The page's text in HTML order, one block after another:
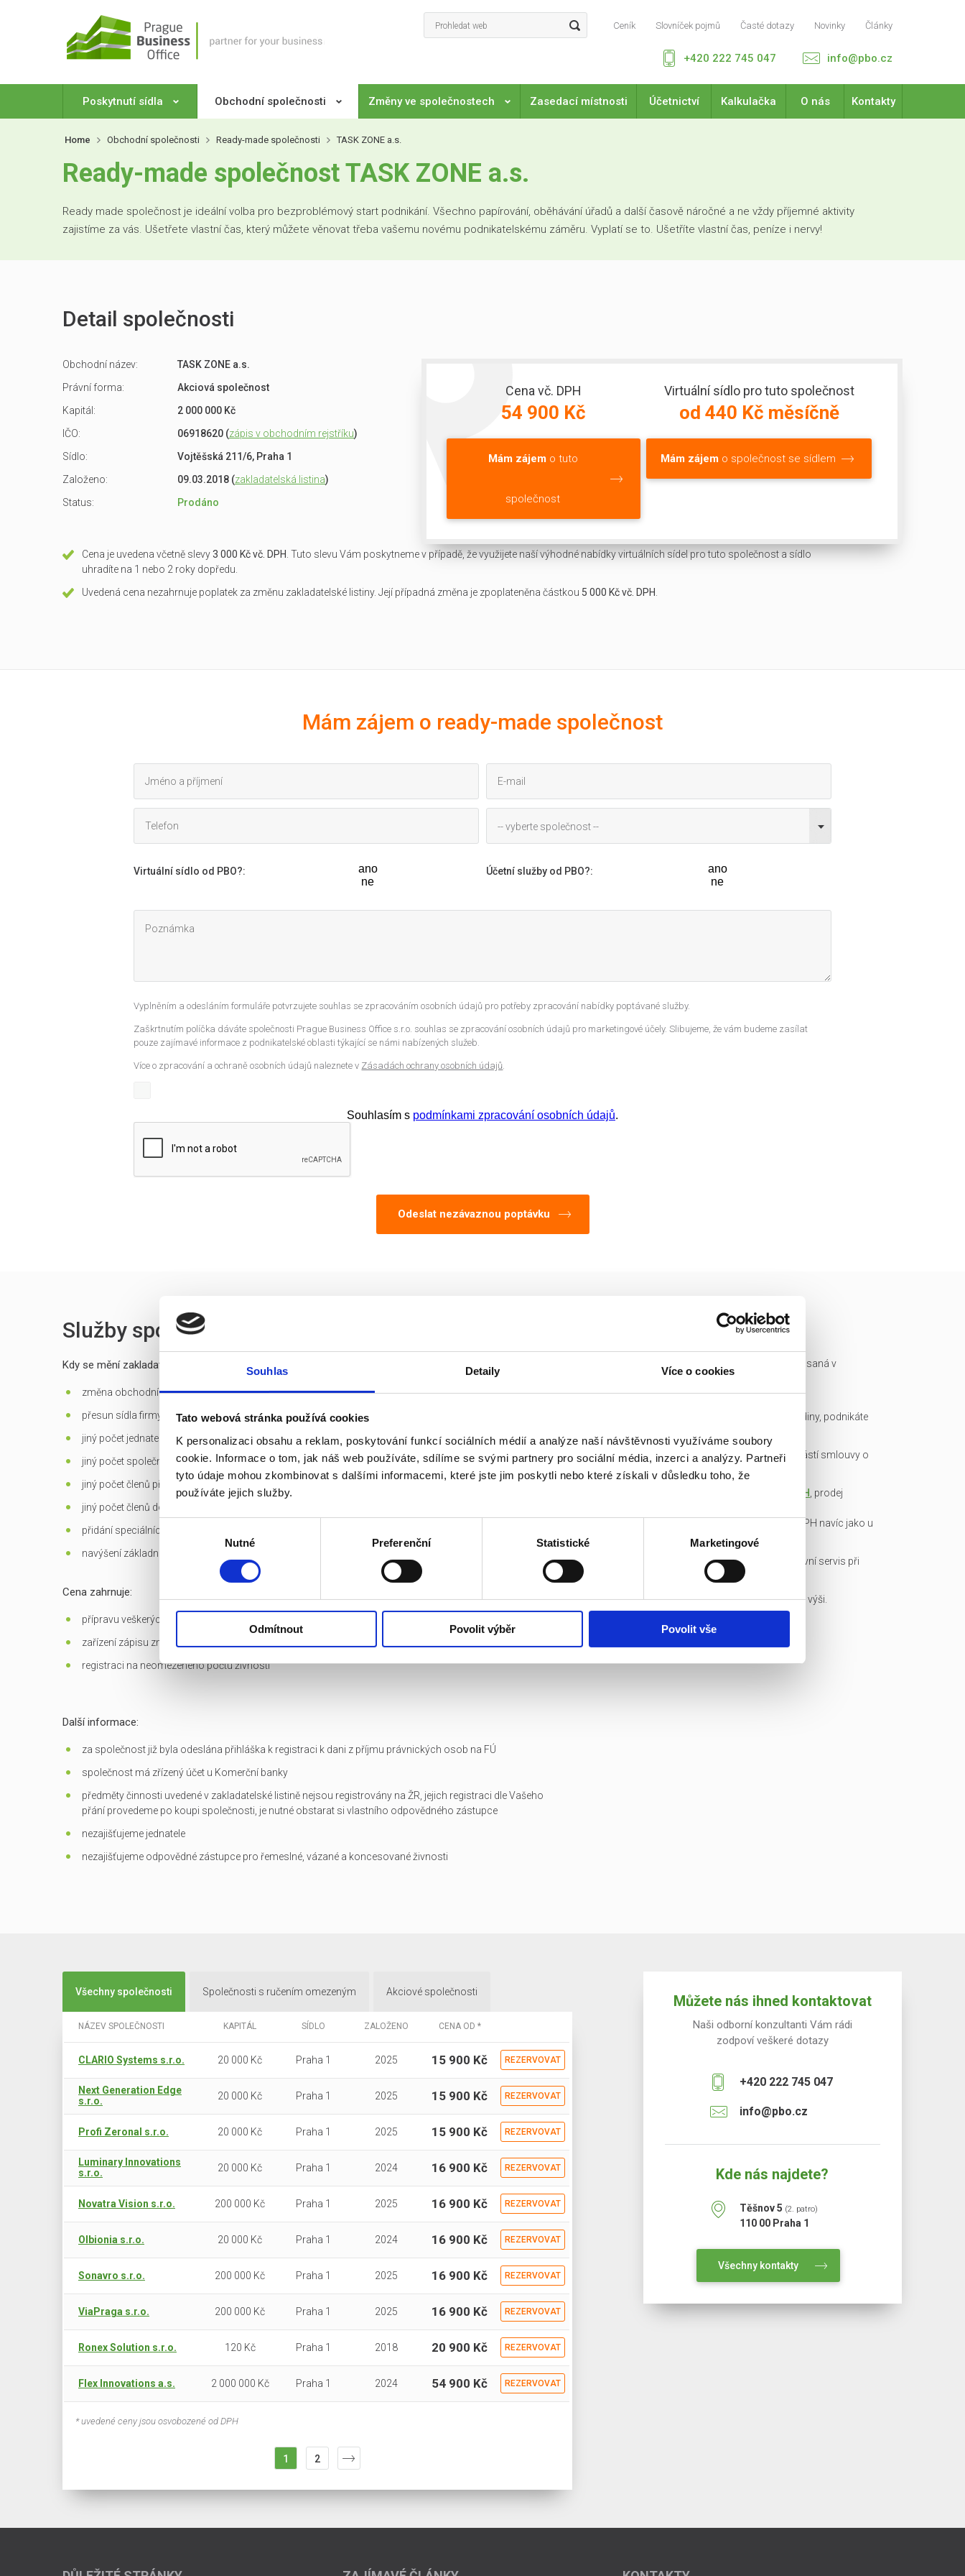
Souhlas Detaily Více o cookies
Tato webová stránka používá cookies
K personalizaci obsahu a reklam, poskytování funkcí sociálních médií a analýze naší návštěvnosti využíváme soubory
cookie. Informace o tom, jak náš web používáte, sdílíme se svými partnery pro sociální média, inzerci a analýzy. Partneři
tyto údaje mohou zkombinovat s dalšími informacemi, které jste jim poskytli nebo které získali v důsledku toho, že
používáte jejich služby.
Výběr
Nutné Preferenční Statistické Marketingové
Odmítnout Povolit výběr Povolit vše
Ceník Slovníček pojmů Časté dotazy Novinky Články
info@pbo.cz
+420 222 745 047
Poskytnutí sídla Obchodní společnosti Změny ve společnostech Zasedací místnosti Účetnictví Kalkulačka O nás Kontakty
Home Obchodní společnosti Ready-made společnosti TASK ZONE a.s.
Ready-made společnost TASK ZONE a.s.
Ready made společnost je ideální volba pro bezproblémový start podnikání. Všechno papírování, oběhávání úřadů a další časově náročné a ne vždy příjemné aktivity
zajistíme za vás. Ušetřete vlastní čas, který můžete věnovat třeba vašemu novému podnikatelskému záměru. Vyplatí se to. Ušetříte vlastní čas, peníze i nervy!
Detail společnosti
Obchodní název:
TASK ZONE a.s.
Právní forma:
Akciová společnost
Kapitál:
2 000 000 Kč
IČO:
06918620 (zápis v obchodním rejstříku)
Sídlo:
Vojtěšská 211/6, Praha 1
Založeno:
09.03.2018 (zakladatelská listina)
Status:
Prodáno
Cena vč. DPH
54 900 Kč
Mám zájemo tuto
společnost
Virtuální sídlo pro tuto společnost
od 440 Kč měsíčně
Mám zájem o společnost se sídlem
Cena je uvedena včetně slevy3 000 Kč vč. DPH . Tuto slevu Vám poskytneme v případě, že využijete naší výhodné nabídky virtuálních sídel pro tuto společnost a sídlo
uhradíte na 1 nebo 2 roky dopředu.
Uvedená cena nezahrnuje poplatek za změnu zakladatelské listiny. Její případná změna je zpoplateněna částkou 5 000 Kč vč. DPH
Mám zájem o ready-made společnost
-- vyberte společnost --
Virtuální sídlo od PBO?:
ano
ne
Účetní služby od PBO?:
ano
ne
Vyplněním a odesláním formuláře potvrzujete souhlas se zpracováním osobních údajů pro potřeby zpracování nabídky poptávané služby.
Zaškrtnutím políčka dáváte společnosti Prague Business Office s.r.o. souhlas se zpracování osobních údajů pro marketingové účely. Slibujeme, že vám budeme zasílat
pouze zajímavé informace z podnikatelské oblasti týkající se námi nabízených služeb.
Více o zpracování a ochraně osobních údajů naleznete v Zásadách ochrany osobních údajů.
Souhlasím s podmínkami zpracování osobních údajů.
Služby spojené s prodejem
Kdy se mění zakladatelská listina?
změna obchodní firmy (jména) společnosti
přesun sídla firmy mimo Prahu
jiný počet jednatelů než 1 - u s.r.o.
jiný počet společníků než 1 - jen u s.r.o. založených do roku 2013 včetně
jiný počet členů představenstva než 1 v případě jediného akcionáře, než 3 v případě více akcionářů - u a.s.
jiný počet členů dozorčí rady než 3 - u a.s.
přidání speciálních
navýšení základního kapitálu
Cena zahrnuje:
přípravu veškerých dokumentů potřebných k převodu
zařízení zápisu změn do OR
registraci na neomezeného počtu živností
Další informace:
za společnost již byla odeslána přihláška k registraci k dani z příjmu právnických osob na FÚ
společnost má zřízený účet u Komerční banky
předměty činnosti uvedené v zakladatelské listině nejsou registrovány na ŽR, jejich registraci dle Vašeho
přání provedeme po koupi společnosti, je nutné obstarat si vlastního odpovědného zástupce
nezajišťujeme jednatele
nezajišťujeme odpovědné zástupce pro řemeslné, vázané a koncesované živnosti
Ready made společnost je zapsaná v
obchodním rejstříku a má IČ.
společnosti připravíme do hodiny, podnikáte
Garance bezdlužnosti je součástí smlouvy o
převodu obchodního podílu.
DPH , prodej
osvobozen, není nutné platit DPH navíc jako u
konkurence!
Veškerou administrativu a právní servis při
koupi/přepisu zařídíme my!
Základní kapitál splacen v plné výši.
Všechny společnosti Společnosti s ručením omezeným Akciové společnosti
NÁZEV SPOLEČNOSTI KAPITÁL SÍDLO ZALOŽENO CENA OD *
CLARIO Systems s.r.o. 20 000 Kč Praha 1 2025 15 900 Kč REZERVOVAT
Next Generation Edge
s.r.o.
20 000 Kč Praha 1 2025 15 900 Kč REZERVOVAT
Profi Zeronal s.r.o. 20 000 Kč Praha 1 2025 15 900 Kč REZERVOVAT
Luminary Innovations
s.r.o.
20 000 Kč Praha 1 2024 16 900 Kč REZERVOVAT
Novatra Vision s.r.o. 200 000 Kč Praha 1 2025 16 900 Kč REZERVOVAT
Olbionia s.r.o. 20 000 Kč Praha 1 2024 16 900 Kč REZERVOVAT
Sonavro s.r.o. 200 000 Kč Praha 1 2025 16 900 Kč REZERVOVAT
ViaPraga s.r.o. 200 000 Kč Praha 1 2025 16 900 Kč REZERVOVAT
Ronex Solution s.r.o. 120 Kč Praha 1 2018 20 900 Kč REZERVOVAT
Flex Innovations a.s. 2 000 000 Kč Praha 1 2024 54 900 Kč REZERVOVAT
* uvedené ceny jsou osvobozené od DPH
1 2
Můžete nás ihned kontaktovat
Naši odborní konzultanti Vám rádi
zodpoví veškeré dotazy
+420 222 745 047
info@pbo.cz
Kde nás najdete?
Těšnov 5 (2. patro)
110 00 Praha 1
Všechny kontakty